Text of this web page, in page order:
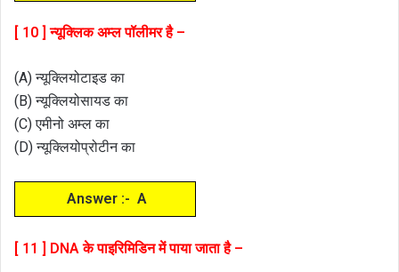
[ 10 ] न्यूक्लिक अम्ल पॉलीमर है –
(A) न्यूक्लियोटाइड का
(B) न्यूक्लियोसायड का
(C) एमीनो अम्ल का
(D) न्यूक्लियोप्रोटीन का
Answer :- A
[ 11 ] DNA के पाइरिमिडिन में पाया जाता है –